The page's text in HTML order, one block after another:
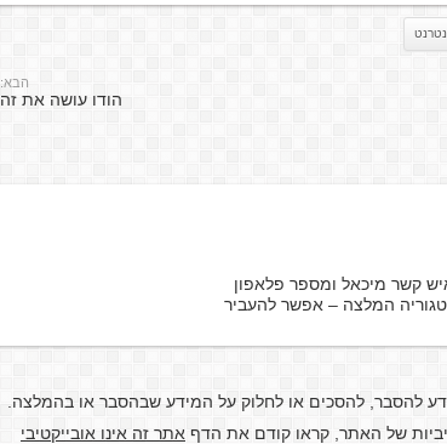
הבא:
הודו עושה את זה
קשר מיכאל ומספר פלאפון
המלצה – אפשר להעביר
להסבר, להסכים או לחלוק על המידע שבהסבר או בהמלצה.
של האתר, קראו קודם את הדף אתר זה אינו אובייקטיבי